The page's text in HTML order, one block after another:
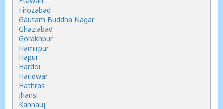
Firozabad
Gautam Buddha Nagar
Ghaziabad
Gorakhpur
Hamirpur
Hapur
Hardoi
Haridwar
Hathras
Jhansi
Kannauj